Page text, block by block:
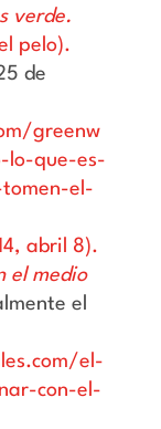
verde.
pelo).
de
greenw
lo-que-es-
el-
abril 8).
el medio
el
el-
con-el-